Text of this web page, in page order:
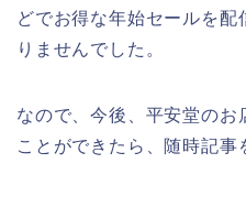
どでお得な年始セールを
りませんでした。
なので、今後、平安堂のお
ことができたら、随時記事